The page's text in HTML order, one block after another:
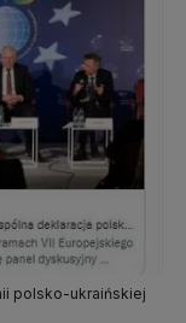
polsko-ukraińskiej